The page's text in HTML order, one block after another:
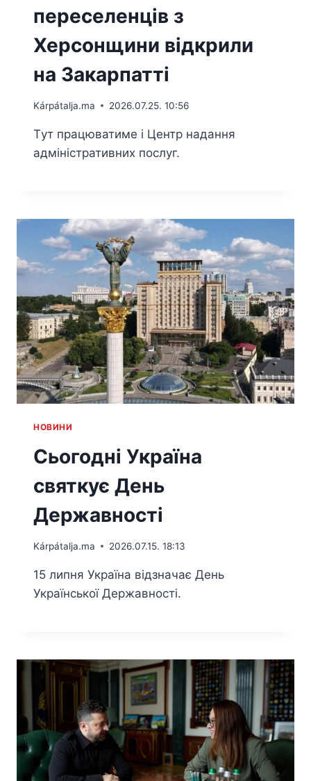
переселенців з
Херсонщини відкрили
на Закарпатті
Kárpátalja.ma 2026.07.25. 10:56
Tут працюватиме і Центр надання
адміністративних послуг.
HОВИНИ
Сьогодні Україна
святкує День
Державності
Kárpátalja.ma 2026.07.15. 18:13
15 липня Україна відзначає День
Української Державності.